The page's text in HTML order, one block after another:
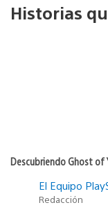
Historias
Descubriendo Ghost of
El Equipo
Redacción